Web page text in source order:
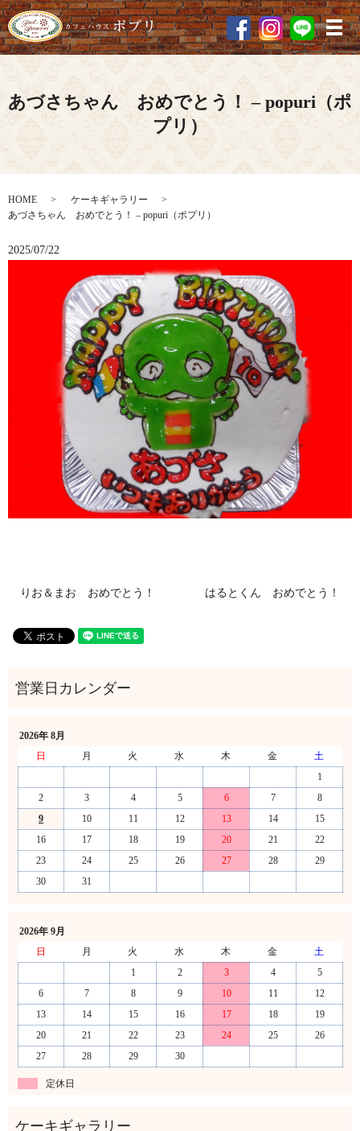
メ
あづさちゃん おめでとう！ – popuri（ポ
プリ）
HOME
ケーキギャラリー
あづさちゃん おめでとう！ – popuri（ポプリ）
2025/07/22
りお＆まお おめでとう！ はるとくん おめでとう！
2026年 8月
日
月 火 水 木 金
土
1
2
3 4 5 6 7
8
9
10 11 12 13 14
15
16
17 18 19 20 21
22
23
24 25 26 27 28
29
30
31
2026年 9月
日
月 火 水 木 金
土
1
2 3 4
5
6
7 8 9 10 11
12
13
14 15 16 17 18
19
20
21 22 23 24 25
26
27
28 29 30
定休日